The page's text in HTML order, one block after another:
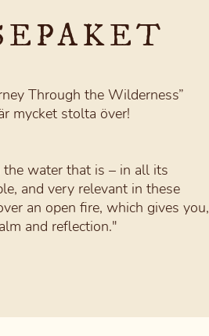
Through the Wilderness”
mycket stolta över!
water that is – in all its
and very relevant in these
an open fire, which gives you,
and reflection."